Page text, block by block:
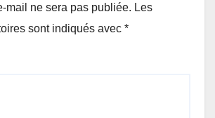
mail ne sera pas publiée. Les
sont indiqués avec *